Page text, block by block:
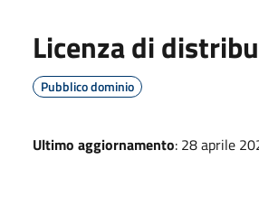
Licenza di
Pubblico dominio
Ultimo aggiornamento: 28 aprile